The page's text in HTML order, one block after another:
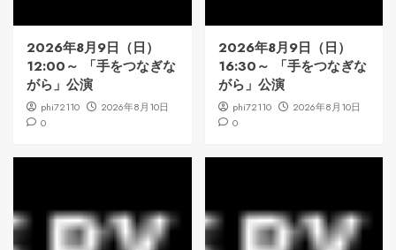
2026年8月9日（日）
12:00～ 「手をつなぎな
がら」公演
phi72110
2026年8月10日
0
2026年8月9日（日）
16:30～ 「手をつなぎな
がら」公演
phi72110
2026年8月10日
0